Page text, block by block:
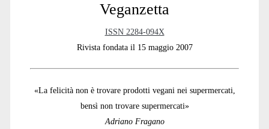
Veganzetta
ISSN 2284-094X
Rivista fondata il 15 maggio 2007
«La felicità non è trovare prodotti vegani nei supermercati,
bensì non trovare supermercati»
Adriano Fragano